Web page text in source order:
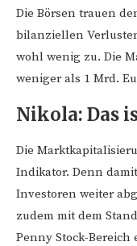
Die Börsen trauen
bilanziellen
wohl wenig zu. Die
weniger als 1 Mrd.
Nikola: Das
Die
Indikator. Denn
Investoren weiter
zudem mit dem
Penny Stock-